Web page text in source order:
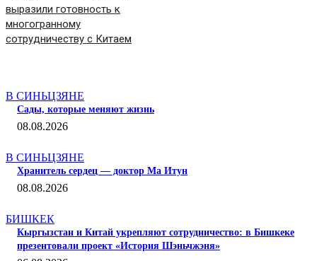
выразили готовность к
многогранному
сотрудничеству с Китаем
В СИНЬЦЗЯНЕ
Сады, которые меняют жизнь
08.08.2026
В СИНЬЦЗЯНЕ
Хранитель сердец — доктор Ма Итун
08.08.2026
БИШКЕК
Кыргызстан и Китай укрепляют сотрудничество: в Бишкеке
презентовали проект «История Шэньчжэня»